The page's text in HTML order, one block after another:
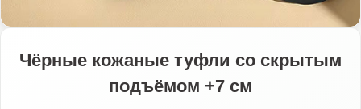
Чёрные кожаные туфли со скрытым
подъёмом +7 см